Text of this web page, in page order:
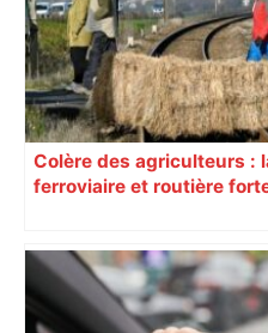
Colère des agriculteurs :
ferroviaire et routière